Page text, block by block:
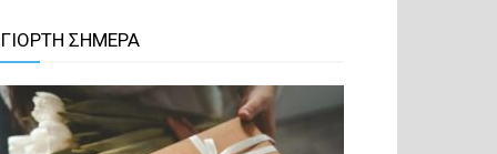
ΣΗΜΕΡΑ